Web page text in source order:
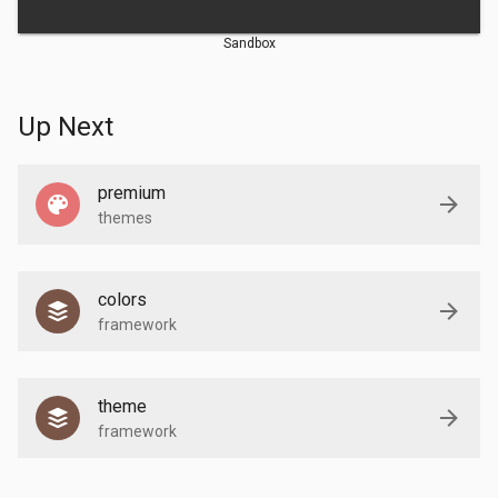
Sandbox
Up Next
premium
themes
colors
framework
theme
framework